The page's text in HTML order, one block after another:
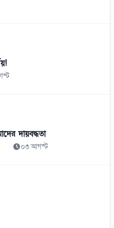
দায়বদ্ধতা
০৩ আগস্ট